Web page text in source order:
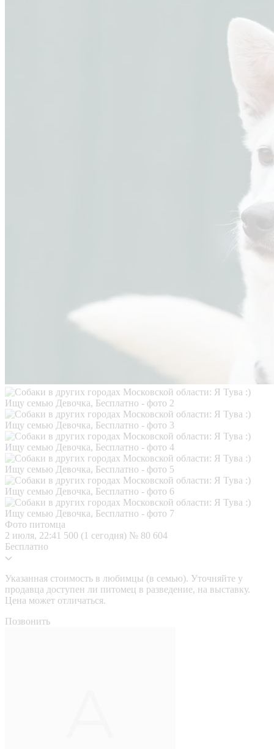
Фото питомца
2 июля, 22:41 500 (1 сегодня) № 80 604
Бесплатно
Указанная стоимость в любимцы (в семью). Уточняйте у
продавца доступен ли питомец в разведение, на выставку.
Цена может отличаться.
Позвонить